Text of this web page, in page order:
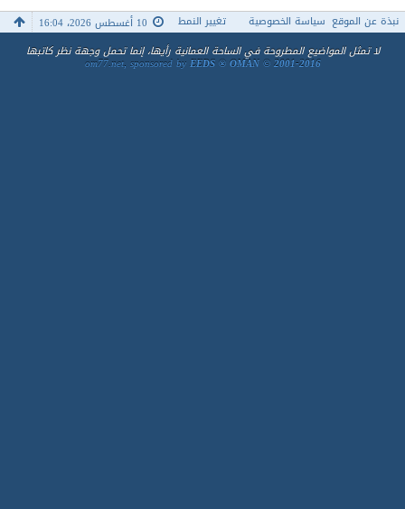
نبذة عن الموقع سياسة الخصوصية 10 أغسطس 2026، 16:04
تغيير النمط
لا تمثل المواضيع المطروحة في الساحة العمانية رأيها، إنما تحمل وجهة نظر كاتبها
om77.net, sponsored byEEDS ® OMAN © 2001-2016